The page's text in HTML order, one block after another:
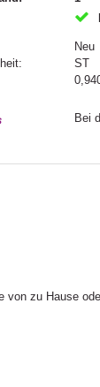
Neu
ST
Bei
zu Hause